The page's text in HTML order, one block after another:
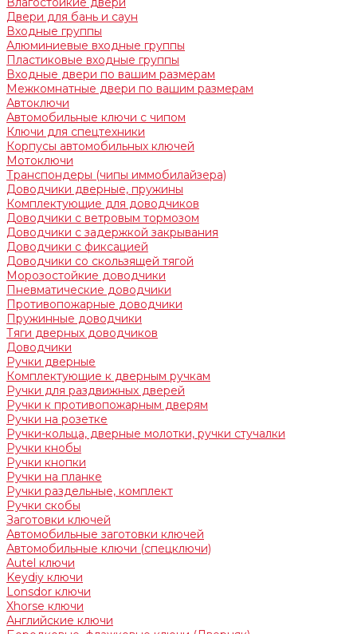
Двери для бань и саун
Входные группы
Алюминиевые входные группы
Пластиковые входные группы
Входные двери по вашим размерам
Межкомнатные двери по вашим размерам
Автоключи
Автомобильные ключи с чипом
Ключи для спецтехники
Корпусы автомобильных ключей
Мотоключи
Транспондеры (чипы иммобилайзера)
Доводчики дверные, пружины
Комплектующие для доводчиков
Доводчики с ветровым тормозом
Доводчики с задержкой закрывания
Доводчики с фиксацией
Доводчики со скользящей тягой
Морозостойкие доводчики
Пневматические доводчики
Противопожарные доводчики
Пружинные доводчики
Тяги дверных доводчиков
Доводчики
Ручки дверные
Комплектующие к дверным ручкам
Ручки для раздвижных дверей
Ручки к противопожарным дверям
Ручки на розетке
Ручки-кольца, дверные молотки, ручки стучалки
Ручки кнобы
Ручки кнопки
Ручки на планке
Ручки раздельные, комплект
Ручки скобы
Заготовки ключей
Автомобильные заготовки ключей
Автомобильные ключи (спецключи)
Autel ключи
Keydiy ключи
Lonsdor ключи
Xhorse ключи
Английские ключи